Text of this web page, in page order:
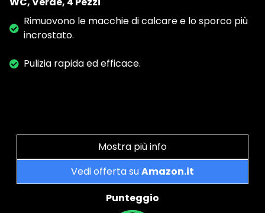
Rimuovono le macchie di calcare e lo sporco più
incrostato.
Pulizia rapida ed efficace.
Mostra più info
Vedi offerta suAmazon.it
Punteggio